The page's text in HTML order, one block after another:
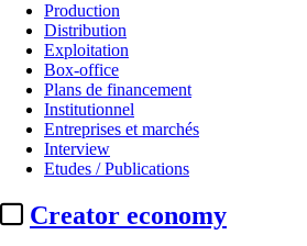
Production
Distribution
Exploitation
Box-office
Plans de financement
Institutionnel
Entreprises et marchés
Interview
Etudes / Publications
Creator economy